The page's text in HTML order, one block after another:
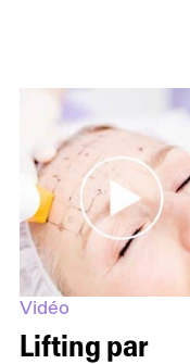
Vidéo
Lifting par